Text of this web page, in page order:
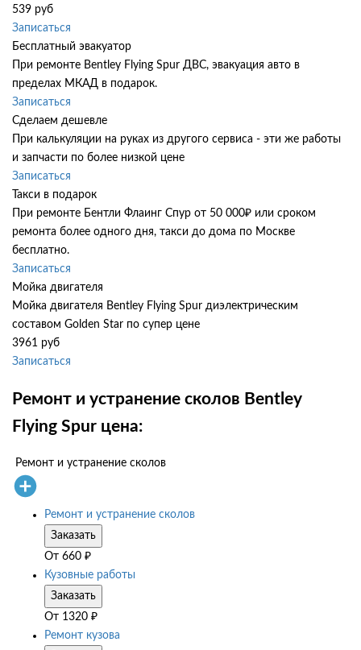
539 руб
Записаться
Бесплатный эвакуатор
При ремонте Bentley Flying Spur ДВС, эвакуация авто в
пределах МКАД в подарок.
Записаться
Сделаем дешевле
При калькуляции на руках из другого сервиса - эти же работы
и запчасти по более низкой цене
Записаться
Такси в подарок
При ремонте Бентли Флаинг Спур от 50 000₽ или сроком
ремонта более одного дня, такси до дома по Москве
бесплатно.
Записаться
Мойка двигателя
Мойка двигателя Bentley Flying Spur диэлектрическим
составом Golden Star по супер цене
3961 руб
Записаться
Ремонт и устранение сколов Bentley
Flying Spur цена:
Ремонт и устранение сколов
Ремонт и устранение сколов
Заказать
От 660 ₽
Кузовные работы
Заказать
От 1320 ₽
Ремонт кузова